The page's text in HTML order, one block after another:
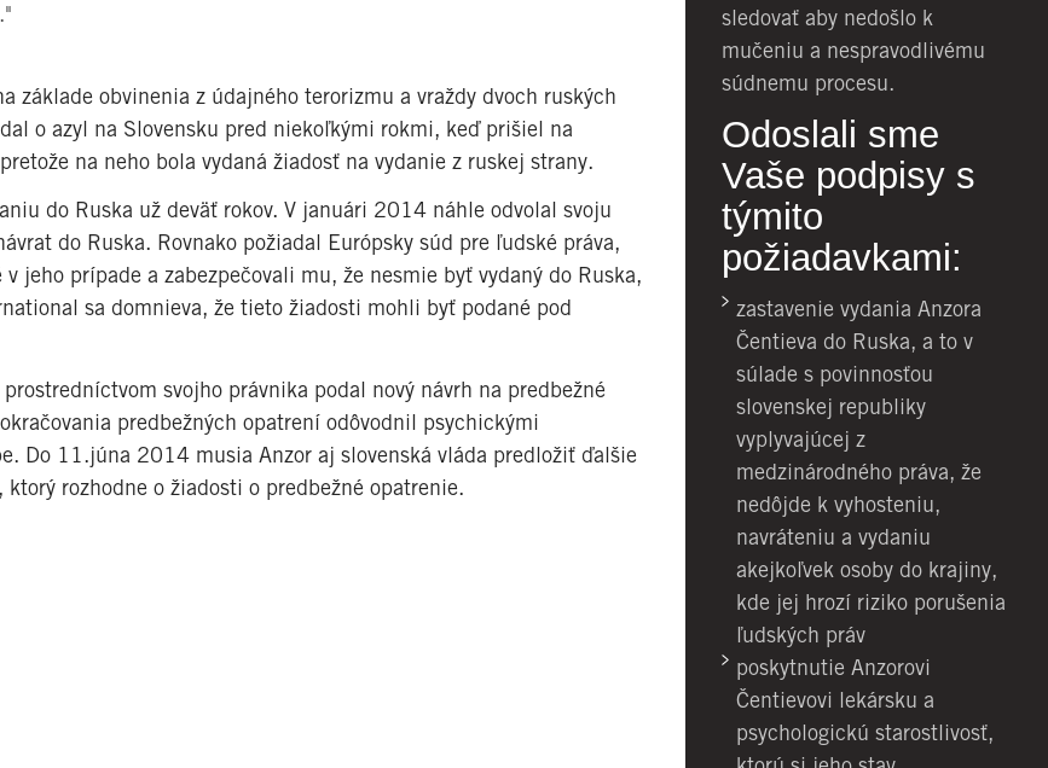
obvinenia z údajného terorizmu a vraždy dvoch ruských
o azyl na Slovensku pred niekoľkými rokmi, keď prišiel na
na neho bola vydaná žiadosť na vydanie z ruskej strany.
do Ruska už deväť rokov. V januári 2014 náhle odvolal svoju
do Ruska. Rovnako požiadal Európsky súd pre ľudské práva,
jeho prípade a zabezpečovali mu, že nesmie byť vydaný do Ruska,
sa domnieva, že tieto žiadosti mohli byť podané pod
svojho právnika podal nový návrh na predbežné
predbežných opatrení odôvodnil psychickými
Do 11.júna 2014 musia Anzor aj slovenská vláda predložiť ďalšie
rozhodne o žiadosti o predbežné opatrenie.
sledovať aby nedošlo k
mučeniu a nespravodlivému
súdnemu procesu.
Odoslali sme
Vaše podpisy s
týmito
požiadavkami:
zastavenie vydania Anzora
Čentieva do Ruska, a to v
súlade s povinnosťou
slovenskej republiky
vyplyvajúcej z
medzinárodného práva, že
nedôjde k vyhosteniu,
navráteniu a vydaniu
akejkoľvek osoby do krajiny,
kde jej hrozí riziko porušenia
ľudských práv
poskytnutie Anzorovi
Čentievovi lekársku a
psychologickú starostlivosť,